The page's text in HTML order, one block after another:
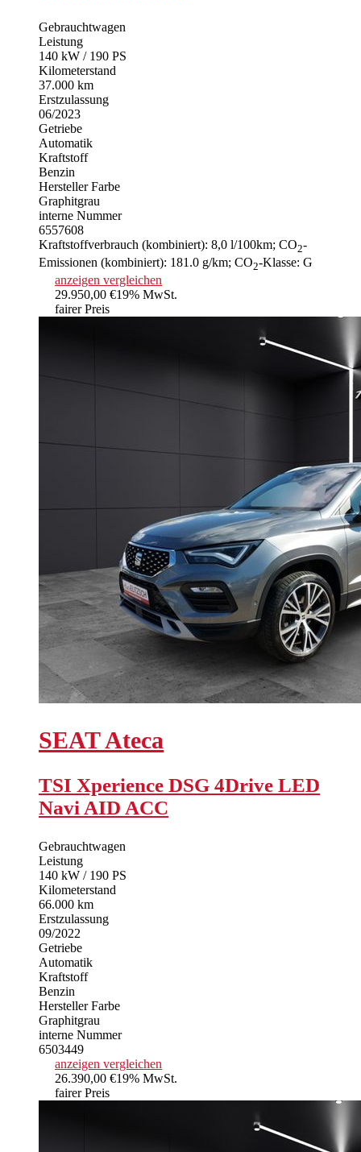
Gebrauchtwagen
Leistung
140 kW / 190 PS
Kilometerstand
37.000 km
Erstzulassung
06/2023
Getriebe
Automatik
Kraftstoff
Benzin
Hersteller Farbe
Graphitgrau
interne Nummer
6557608
Kraftstoffverbrauch (kombiniert): 8,0 l/100km; CO2-
Emissionen (kombiniert): 181.0 g/km; CO2-Klasse: G
anzeigen vergleichen
29.950,00 €19% MwSt.
fairer Preis
SEATAteca
TSI Xperience DSG 4Drive LED
Navi AID ACC
Gebrauchtwagen
Leistung
140 kW / 190 PS
Kilometerstand
66.000 km
Erstzulassung
09/2022
Getriebe
Automatik
Kraftstoff
Benzin
Hersteller Farbe
Graphitgrau
interne Nummer
6503449
anzeigen vergleichen
26.390,00 €19% MwSt.
fairer Preis